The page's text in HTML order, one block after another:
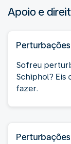
Apoio e
Sofreu
Schiphol? Eis
fazer.